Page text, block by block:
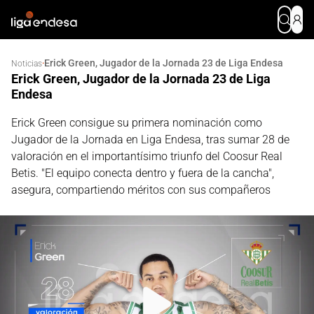
Noticias·Erick Green, Jugador de la Jornada 23 de Liga Endesa
Erick Green, Jugador de la Jornada 23 de Liga
Endesa
Erick Green consigue su primera nominación como
Jugador de la Jornada en Liga Endesa, tras sumar 28 de
valoración en el importantísimo triunfo del Coosur Real
Betis. "El equipo conecta dentro y fuera de la cancha",
asegura, compartiendo méritos con sus compañeros